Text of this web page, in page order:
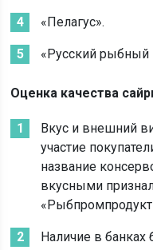
«Пелагус».
«Русский рыбный
Оценка качества
Вкус и внешний
участие
название
вкусными
Наличие в банках